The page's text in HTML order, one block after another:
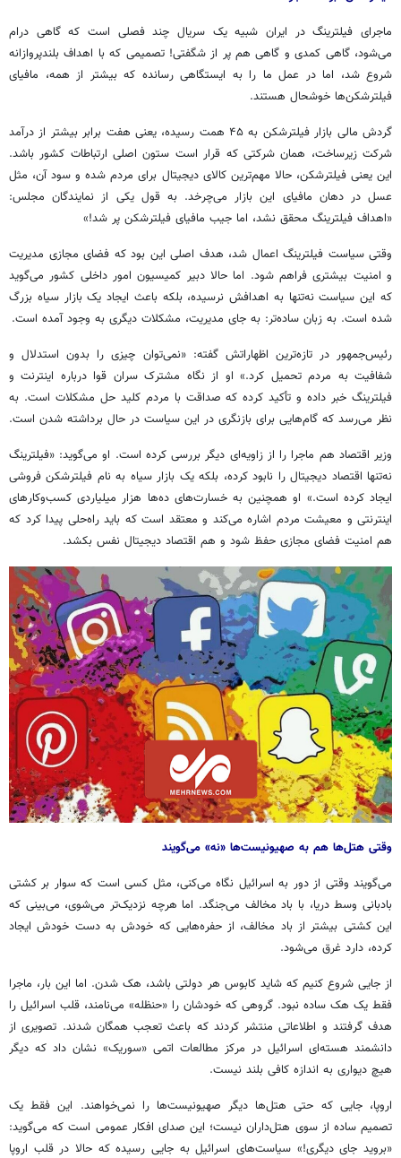
ماجرای فیلترینگ در ایران شبیهیک سریال چند فصلی است که گاهی درام
می‌شود، گاهی کمدی و گاهی هم پر از شگفتی! تصمیمی که با اهداف بلندپروازانه
شروع شد، اما در عمل ما را به ایستگاهی رسانده که بیشتر از همه، مافیای
فیلترشکن‌ها خوشحال هستند.
گردش مالی بازار فیلترشکن به ۴۵ همت رسیده، یعنی هفت برابر بیشتر از درآمد
شرکت زیرساخت، همان شرکتی که قرار است ستون اصلی ارتباطات کشور باشد.
این یعنی فیلترشکن، حالا مهم‌ترین کالای دیجیتال برای مردم شده و سود آن، مثل
عسل در دهان مافیای این بازار می‌چرخد. به قول یکی از نمایندگان مجلس:
«اهداف فیلترینگ محقق نشد، اما جیب مافیای فیلترشکن پر شد!»
وقتی سیاست فیلترینگ اعمال شد، هدف اصلی این بود که فضای مجازی مدیریت
و امنیت بیشتری فراهم شود. اما حالا دبیر کمیسیون امور داخلی کشور می‌گوید
که این سیاست نه‌تنها به اهدافش نرسیده، بلکه باعث ایجاد یک بازار سیاه بزرگ
شده است. به زبان ساده‌تر: به جای مدیریت، مشکلات دیگری به وجود آمده است.
رئیس‌جمهور در تازه‌ترین اظهاراتش گفته: «نمی‌توان چیزی را بدون استدلال و
شفافیت به مردم تحمیل کرد.» او از نگاه مشترک سران قوا درباره اینترنت و
فیلترینگ خبر داده و تأکید کرده که صداقت با مردم کلید حل مشکلات است. به
نظر می‌رسد که گام‌هایی برای بازنگری در این سیاست در حال برداشته شدن است.
وزیر اقتصاد هم ماجرا را از زاویه‌ای دیگر بررسی کرده است. او می‌گوید: «فیلترینگ
نه‌تنها اقتصاد دیجیتال را نابود کرده، بلکه یک بازار سیاه به نام فیلترشکن فروشی
ایجاد کرده است.» او همچنین به خسارت‌های ده‌ها هزار میلیاردیکسب‌وکارهای
اینترنتی و معیشت مردم اشاره می‌کند و معتقد است که باید راه‌حلی پیدا کرد که
هم امنیت فضای مجازی حفظ شود و هم اقتصاد دیجیتال نفس بکشد.
وقتی هتل‌ها هم به صهیونیست‌ها «نه» می‌گویند
می‌گویند وقتی از دور به اسرائیل نگاه می‌کنی، مثل کسی است که سوار بر کشتی
بادبانی وسط دریا، با باد مخالف می‌جنگد. اما هرچه نزدیک‌تر می‌شوی، می‌بینی که
این کشتی بیشتر از باد مخالف، از حفره‌هایی که خودش به دست خودش ایجاد
کرده، دارد غرق می‌شود.
از جایی شروع کنیم که شاید کابوس هر دولتی باشد، هک شدن. اما این بار، ماجرا
فقط یک هک ساده نبود. گروهی که خودشان را «حنظله» می‌نامند، قلب اسرائیل را
هدف گرفتند و اطلاعاتی منتشر کردند که باعث تعجب همگان شدند. تصویری از
دانشمند هسته‌ای اسرائیل در مرکز مطالعات اتمی «سوریک» نشان داد که دیگر
هیچ دیواری به اندازه کافی بلند نیست.
اروپا، جایی که حتی هتل‌ها دیگر صهیونیست‌ها را نمی‌خواهند. این فقط یک
تصمیم ساده از سوی هتل‌داران نیست؛ این صدای افکار عمومی است که می‌گوید:
«بروید جای دیگری!» سیاست‌های اسرائیل به جایی رسیده که حالا در قلب اروپا